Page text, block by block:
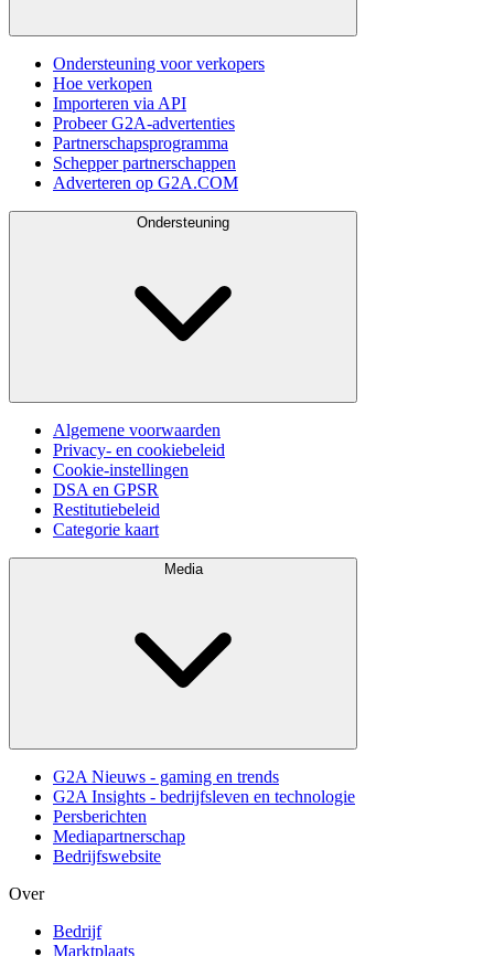
Ondersteuning voor verkopers
Hoe verkopen
Importeren via API
Probeer G2A-advertenties
Partnerschapsprogramma
Schepper partnerschappen
Adverteren op G2A.COM
Ondersteuning
Algemene voorwaarden
Privacy- en cookiebeleid
Cookie-instellingen
DSA en GPSR
Restitutiebeleid
Categorie kaart
Media
G2A Nieuws - gaming en trends
G2A Insights - bedrijfsleven en technologie
Persberichten
Mediapartnerschap
Bedrijfswebsite
Over
Bedrijf
Marktplaats